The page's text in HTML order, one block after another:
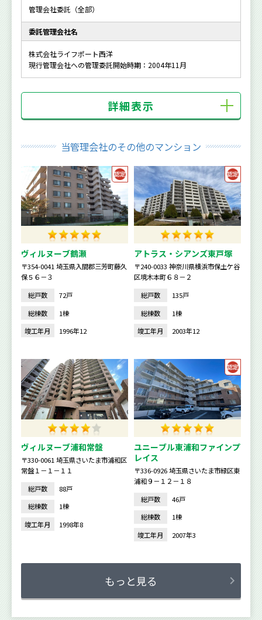
管理会社委託（全部）
委託管理会社名
株式会社ライフポート西洋
現行管理会社への管理委託開始時期：2004年11月
詳細表示
当管理会社のその他のマンション
ヴィルヌーブ鶴瀬
〒354-0041 埼玉県入間郡三芳町藤久
保５６－３
総戸数
72戸
総棟数
1棟
竣工年月
1996年12
アトラス・シアンズ東戸塚
〒240-0033 神奈川県横浜市保土ケ谷
区境木本町６８－２
総戸数
135戸
総棟数
1棟
竣工年月
2003年12
ヴィルヌーブ浦和常盤
〒330-0061 埼玉県さいたま市浦和区
常盤１－１－１１
総戸数
88戸
総棟数
1棟
竣工年月
1998年8
ユニーブル東浦和ファインプ
レイス
〒336-0926 埼玉県さいたま市緑区東
浦和９－１２－１８
総戸数
46戸
総棟数
1棟
竣工年月
2007年3
もっと見る